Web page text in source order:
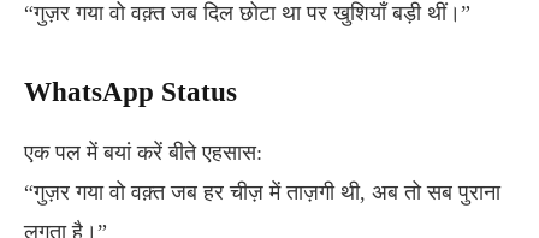
“गुज़र गया वो वक़्त जब दिल छोटा था पर खुशियाँ बड़ी थीं।”
WhatsApp Status
एक पल में बयां करें बीते एहसास:
“गुज़र गया वो वक़्त जब हर चीज़ में ताज़गी थी, अब तो सब पुराना
लगता है।”